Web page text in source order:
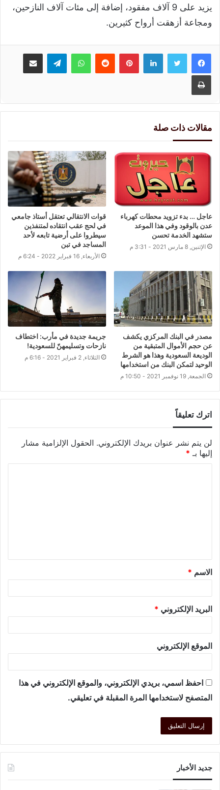
يزيد على 9 آلاف مفقود، إضافة إلى مئات آلاف النازحين،
ومجاعة أزهقت أرواح كثيرين.
لينكدإنبينتيريست واتسابتيلقرام مشاركة عبر البريد
طباعة
مقالات ذات صلة
عاجل … بدء تزويد محطات كهرباء
عدن بالوقود وفي هذا الموعد
ستشهد الخدمة تحسن
الإثنين, 8 مارس 2021 - 3:31 م
قوات الانتقالي تعتقل أستاذ جامعي
في لحج عقب انتقاده لمتنفذين
سيطروا على أرضية تابعه لأحد
المساجد في تبن
الأربعاء, 16 فبراير 2022 - 6:24 م
مصدر في البنك المركزي يكشف
عن حجم الأموال المتبقية من
الوديعة السعودية وهذا هو الشرط
الوحيد لتمكن البنك من استخدامها
الجمعة, 19 نوفمبر 2021 - 10:50 م
جريمة جديدة في مأرب: اختطاف
نازحات وتسليمهنّ للسعودية!
الثلاثاء, 2 فبراير 2021 - 6:16 م
اترك تعليقاً
لن يتم نشر عنوان بريدك الإلكتروني. الحقول الإلزامية مشار
إليها بـ *
الاسم *
البريد الإلكتروني *
الموقع الإلكتروني
احفظ اسمي، بريدي الإلكتروني، والموقع الإلكتروني في هذا
المتصفح لاستخدامها المرة المقبلة في تعليقي.
جديد الأخبار